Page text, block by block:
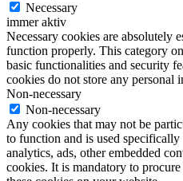
Necessary
immer aktiv
Necessary cookies are absolutely
function properly. This category
basic functionalities and security
cookies do not store any personal
Non-necessary
Non-necessary
Any cookies that may not be
to function and is used
analytics, ads, other embedded
cookies. It is mandatory to